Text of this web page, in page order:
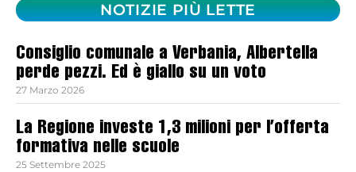
NOTIZIE PIÙ LETTE
Consiglio comunale a Verbania, Albertella
perde pezzi. Ed è giallo su un voto
27 Marzo 2026
La Regione investe 1,3 milioni per l’offerta
formativa nelle scuole
25 Settembre 2025